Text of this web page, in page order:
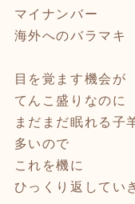
マイナンバー
海外へのバラマキ
目を覚ます機会が
てんこ盛りなのに
まだまだ眠れる子
多いので
これを機に
ひっくり返してい